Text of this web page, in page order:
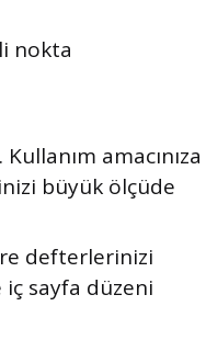
nokta
amacınıza
büyük ölçüde
defterlerinizi
sayfa düzeni